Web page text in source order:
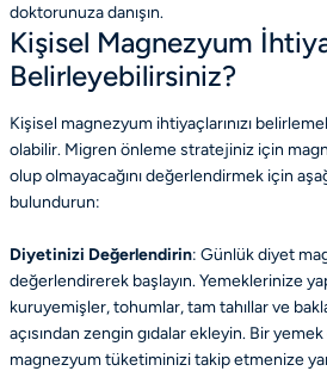
doktorunuza danışın.
Kişisel Magnezyum
Belirleyebilirsiniz?
Kişisel magnezyum ihtiyaçlarınızı
olabilir. Migren önleme stratejiniz için
olup olmayacağını değerlendirmek için
bulundurun:
Diyetinizi Değerlendirin: Günlük diyet
değerlendirerek başlayın. Yemeklerinize
kuruyemişler, tohumlar, tam tahıllar ve
açısından zengin gıdalar ekleyin. Bir
magnezyum tüketiminizi takip etmenize